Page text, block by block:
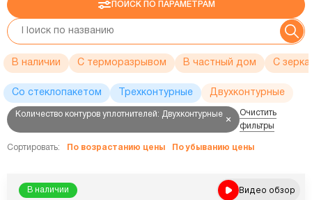
ПОИСК ПО ПАРАМЕТРАМ
В наличии С терморазрывом В частный дом C
Со стеклопакетом Трехконтурные Двухконтурные
Количество контуров уплотнителей: Двухконтурные
Очистить
фильтры
Сортировать: По возрастанию цены По убыванию цены
В наличии Видео обзор